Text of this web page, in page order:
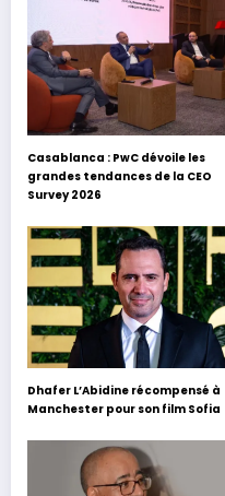
Casablanca : PwC dévoile les
grandes tendances de la CEO
Survey 2026
Dhafer L’Abidine récompensé à
Manchester pour son film Sofia